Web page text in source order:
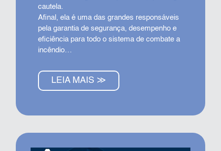
cautela.
Afinal, ela é uma das grandes responsáveis
pela garantia de segurança, desempenho e
eficiência para todo o sistema de combate a
incêndio…
LEIA MAIS ≫